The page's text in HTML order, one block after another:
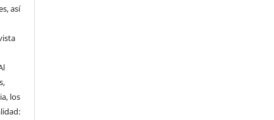
así
los